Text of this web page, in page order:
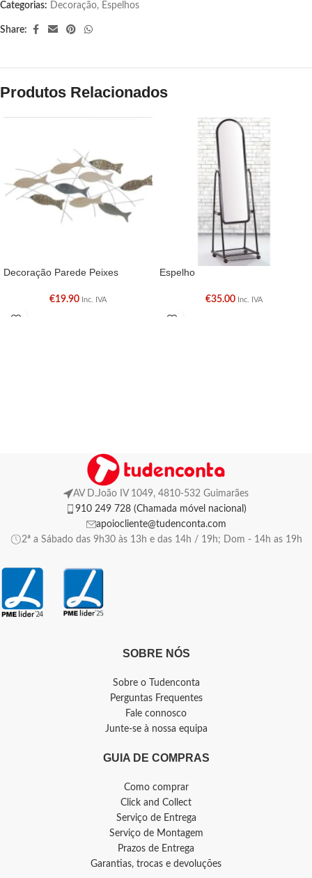
Categorias: Decoração, Espelhos
Share:
Produtos Relacionados
Decoração Parede Peixes
€19.90 Inc. IVA
Espelho
€35.00 Inc. IVA
AV D.João IV 1049, 4810-532 Guimarães
910 249 728 (Chamada móvel nacional)
apoiocliente@tudenconta.com
2ª a Sábado das 9h30 às 13h e das 14h / 19h; Dom - 14h as 19h
SOBRE NÓS
Sobre o Tudenconta
Perguntas Frequentes
Fale connosco
Junte-se à nossa equipa
GUIA DE COMPRAS
Como comprar
Click and Collect
Serviço de Entrega
Serviço de Montagem
Prazos de Entrega
Garantias, trocas e devoluções